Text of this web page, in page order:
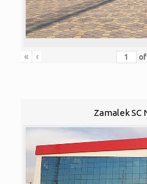
« ‹ of
Zamalek SC